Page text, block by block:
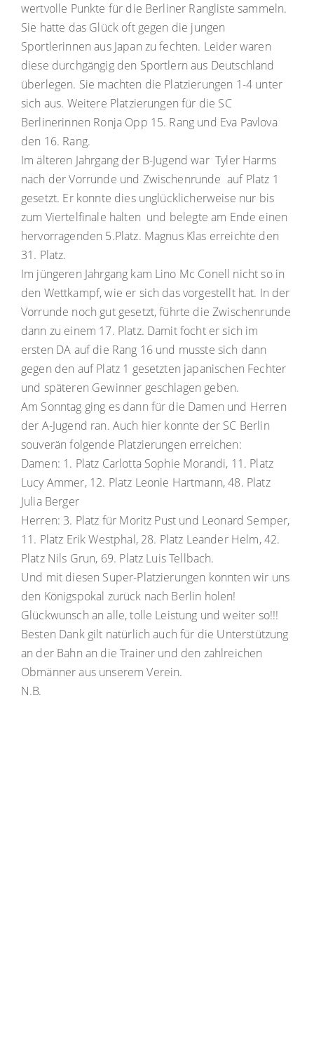
wertvolle Punkte für die Berliner Rangliste sammeln.
Sie hatte das Glück oft gegen die jungen
Sportlerinnen aus Japan zu fechten. Leider waren
diese durchgängig den Sportlern aus Deutschland
überlegen. Sie machten die Platzierungen 1-4 unter
sich aus. Weitere Platzierungen für die SC
Berlinerinnen Ronja Opp 15. Rang und Eva Pavlova
den 16. Rang.
Im älteren Jahrgang der B-Jugend war Tyler Harms
nach der Vorrunde und Zwischenrunde auf Platz 1
gesetzt. Er konnte dies unglücklicherweise nur bis
zum Viertelfinale halten und belegte am Ende einen
hervorragenden 5.Platz. Magnus Klas erreichte den
31. Platz.
Im jüngeren Jahrgang kam Lino Mc Conell nicht so in
den Wettkampf, wie er sich das vorgestellt hat. In der
Vorrunde noch gut gesetzt, führte die Zwischenrunde
dann zu einem 17. Platz. Damit focht er sich im
ersten DA auf die Rang 16 und musste sich dann
gegen den auf Platz 1 gesetzten japanischen Fechter
und späteren Gewinner geschlagen geben.
Am Sonntag ging es dann für die Damen und Herren
der A-Jugend ran. Auch hier konnte der SC Berlin
souverän folgende Platzierungen erreichen:
Damen: 1. Platz Carlotta Sophie Morandi, 11. Platz
Lucy Ammer, 12. Platz Leonie Hartmann, 48. Platz
Julia Berger
Herren: 3. Platz für Moritz Pust und Leonard Semper,
11. Platz Erik Westphal, 28. Platz Leander Helm, 42.
Platz Nils Grun, 69. Platz Luis Tellbach.
Und mit diesen Super-Platzierungen konnten wir uns
den Königspokal zurück nach Berlin holen!
Glückwunsch an alle, tolle Leistung und weiter so!!!
Besten Dank gilt natürlich auch für die Unterstützung
an der Bahn an die Trainer und den zahlreichen
Obmänner aus unserem Verein.
N.B.